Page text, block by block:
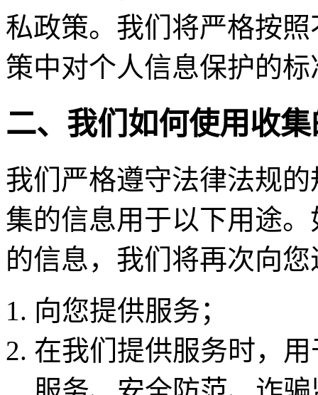
私政策。我们将严格按
策中对个人信息保护的
二、我们如何使用收
我们严格遵守法律法规
集的信息用于以下用途
的信息，我们将再次向
向您提供服务；
在我们提供服务时，